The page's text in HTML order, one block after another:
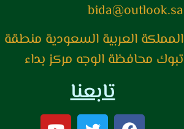
bida@outlook.sa
المملكة العربية السعودية منطقة
تبوك محافظة الوجه مركز بداء
تابعنا